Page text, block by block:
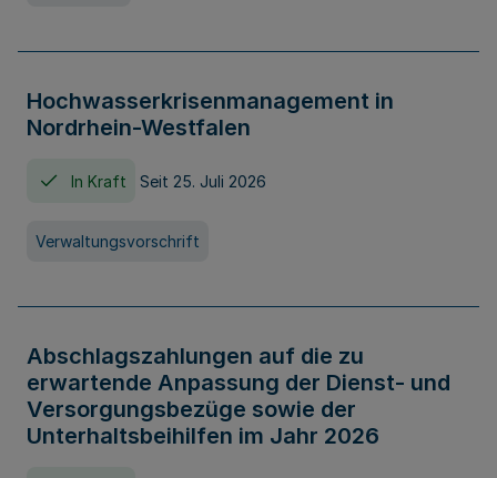
Hochwasserkrisenmanagement in
Nordrhein-Westfalen
In Kraft Seit 25. Juli 2026
Verwaltungsvorschrift
Abschlagszahlungen auf die zu
erwartende Anpassung der Dienst- und
Versorgungsbezüge sowie der
Unterhaltsbeihilfen im Jahr 2026